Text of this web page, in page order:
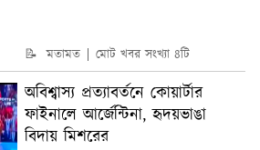
📝 মতামত মোট খবর সংখ্যা 8টি
অবিশ্বাস্য প্রত্যাবর্তনে কোয়ার্টার
ফাইনালে আর্জেন্টিনা, হৃদয়ভাঙা
বিদায় মিশরের